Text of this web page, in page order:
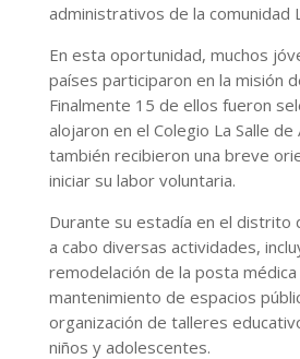
administrativos de la comunidad
En esta oportunidad, muchos
países participaron en la misión
Finalmente 15 de ellos fueron
alojaron en el Colegio La Salle
también recibieron una breve
iniciar su labor voluntaria.
Durante su estadía en el distrito
a cabo diversas actividades,
remodelación de la posta
mantenimiento de espacios
organización de talleres
niños y adolescentes.